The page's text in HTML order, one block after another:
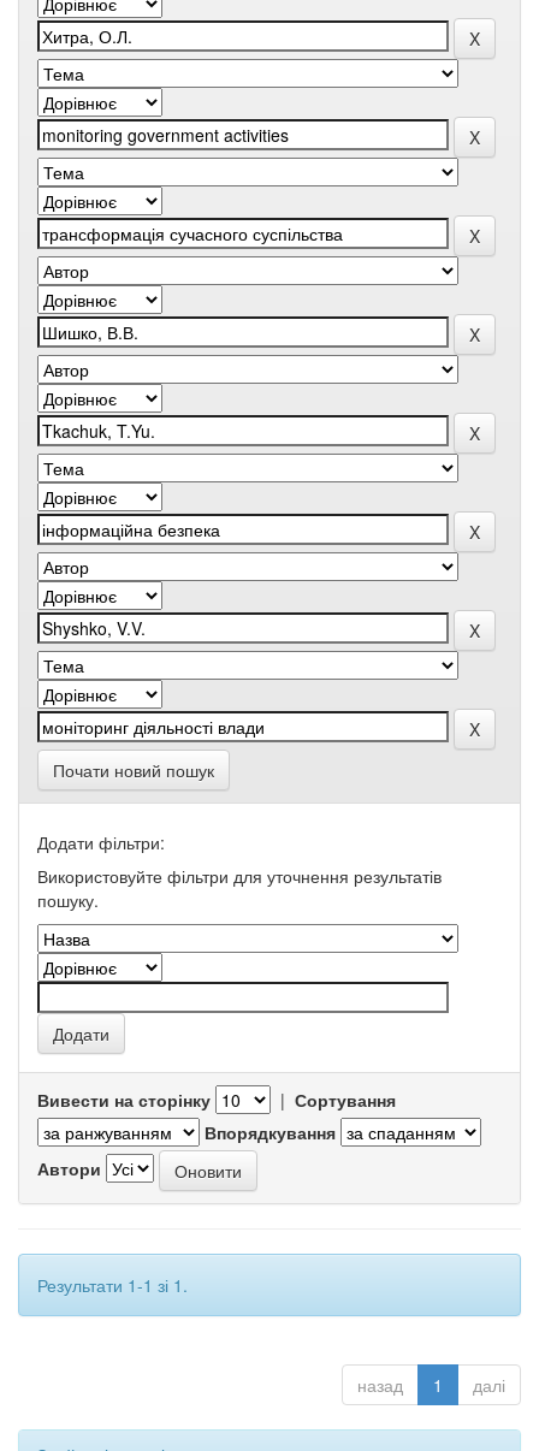
Почати новий пошук
Додати фільтри:
Використовуйте фільтри для уточнення результатів
пошуку.
Вивести на сторінку | Сортування
Впорядкування
Автори
Результати 1-1 зі 1.
назад 1 далі